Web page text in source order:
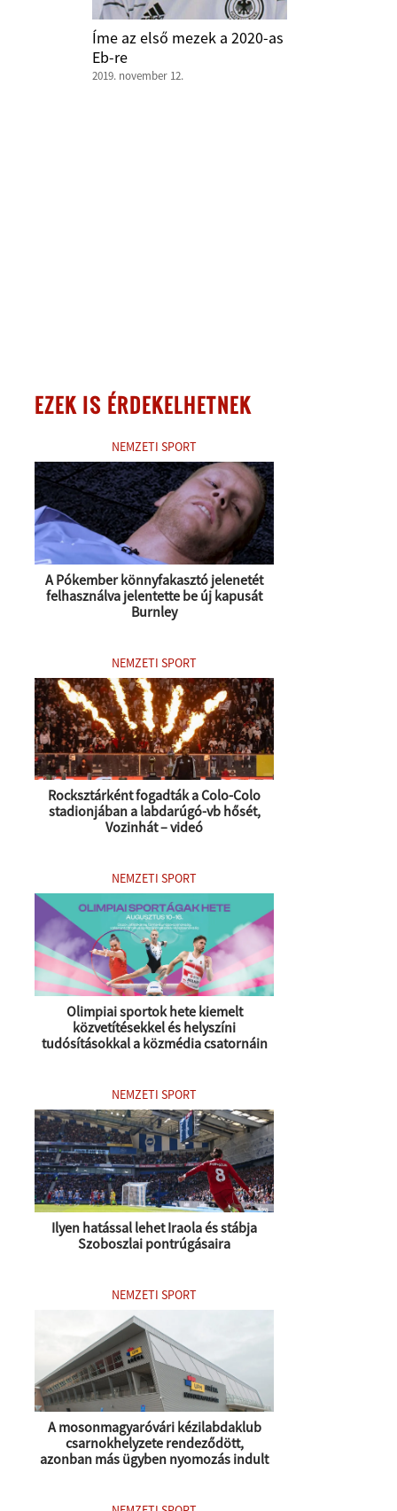
Íme az első mezek a 2020-as
Eb-re
2019. november 12.
EZEK IS ÉRDEKELHETNEK
NEMZETI SPORT
A Pókember könnyfakasztó jelenetét
felhasználva jelentette be új kapusát
Burnley
NEMZETI SPORT
Rocksztárként fogadták a Colo-Colo
stadionjában a labdarúgó-vb hősét,
Vozinhát – videó
NEMZETI SPORT
Olimpiai sportok hete kiemelt
közvetítésekkel és helyszíni
tudósításokkal a közmédia csatornáin
NEMZETI SPORT
Ilyen hatással lehet Iraola és stábja
Szoboszlai pontrúgásaira
NEMZETI SPORT
A mosonmagyaróvári kézilabdaklub
csarnokhelyzete rendeződött,
azonban más ügyben nyomozás indult